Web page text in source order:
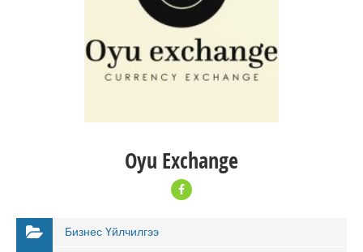
Oyu Exchange
Бизнес Үйлчилгээ